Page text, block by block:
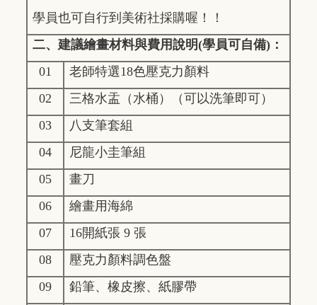
學員也可自行到美術社採購喔！！
二、建議繪畫材料與費用說明(學員可自備)：
01
老師特選18色壓克力顏料
02
三格水盂（水桶）（可以洗筆即可）
03
八支筆套組
04
尼龍小圭筆組
05
畫刀
06
繪畫用海綿
07
16開紙張 9 張
08
壓克力顏料調色盤
09
鉛筆、橡皮擦、紙膠帶